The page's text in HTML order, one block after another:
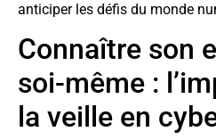
anticiper les défis du monde
Connaître son
soi-même :
la veille en